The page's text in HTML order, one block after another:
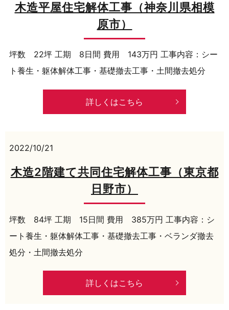
木造平屋住宅解体工事（神奈川県相模
原市）
坪数 22坪 工期 8日間 費用 143万円 工事内容：シー
ト養生・躯体解体工事・基礎撤去工事・土間撤去処分
詳しくはこちら
2022/10/21
木造2階建て共同住宅解体工事（東京都
日野市）
坪数 84坪 工期 15日間 費用 385万円 工事内容：シ
ート養生・躯体解体工事・基礎撤去工事・ベランダ撤去
処分・土間撤去処分
詳しくはこちら